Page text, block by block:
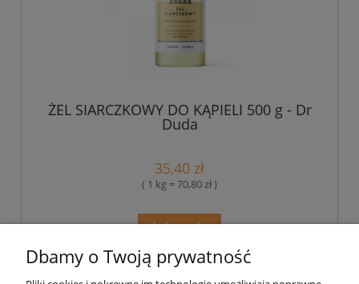
ŻEL SIARCZKOWY DO KĄPIELI 500 g - Dr
Duda
35,40 zł
( 1 kg = 70,80 zł )
do koszyka
Dbamy o Twoją prywatność